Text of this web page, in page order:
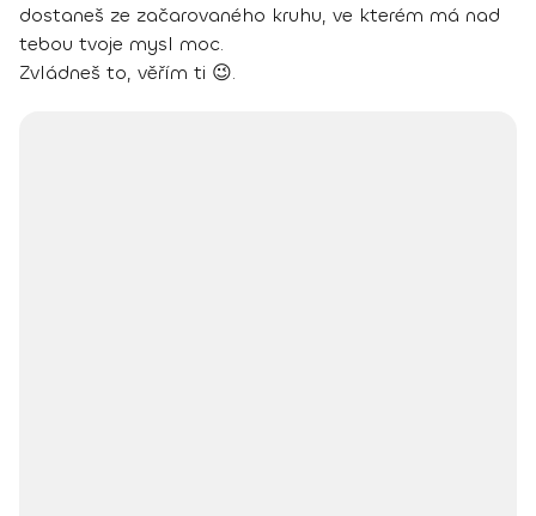
dostaneš ze začarovaného kruhu, ve kterém má nad
tebou tvoje mysl moc.
Zvládneš to, věřím ti 😉.